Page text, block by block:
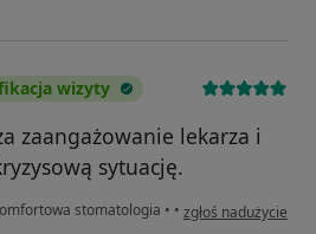
wizyty
zaangażowanie lekarza i
sytuację.
stomatologia • • w opinii
zgłoś nadużycie